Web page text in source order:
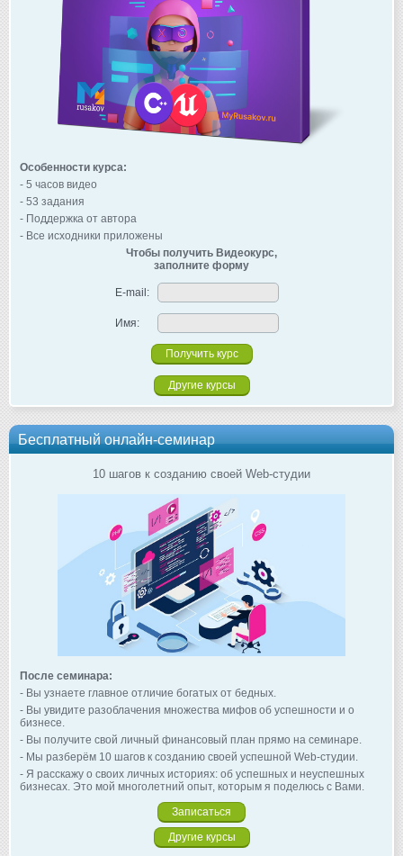
Особенности курса:
- 5 часов видео
- 53 задания
- Поддержка от автора
- Все исходники приложены
Чтобы получить Видеокурс,
заполните форму
E-mail:
Имя:
Другие курсы
Бесплатный онлайн-семинар
10 шагов к созданию своей Web-студии
После семинара:
- Вы узнаете главное отличие богатых от бедных.
- Вы увидите разоблачения множества мифов об успешности и о
бизнесе.
- Вы получите свой личный финансовый план прямо на семинаре.
- Мы разберём 10 шагов к созданию своей успешной Web-студии.
- Я расскажу о своих личных историях: об успешных и неуспешных
бизнесах. Это мой многолетний опыт, которым я поделюсь с Вами.
Записаться
Другие курсы